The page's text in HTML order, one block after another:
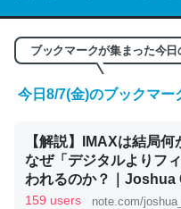
─GPTの仕組みと限界につい
くらい。小説でいう「ず
ど、短期記憶というには
かりやすく強くなりそう
ブックマークが集まった今日
今日8/7(金)のブックマー
【解説】IMAXは結局何
なぜ「デジタルよりフ
われるのか？｜
159 users note.com/